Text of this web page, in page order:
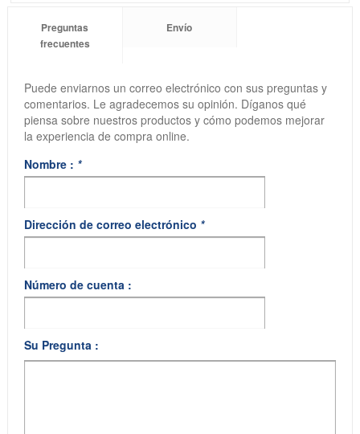
Preguntas
frecuentes
Envío
Puede enviarnos un correo electrónico con sus preguntas y
comentarios. Le agradecemos su opinión. Díganos qué
piensa sobre nuestros productos y cómo podemos mejorar
la experiencia de compra online.
Nombre : *
Dirección de correo electrónico *
Número de cuenta :
Su Pregunta :